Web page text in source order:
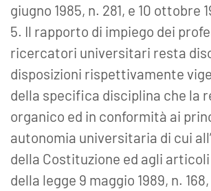
giugno 1985, n. 281, e 10 ottobre
5. Il rapporto di impiego dei
ricercatori universitari resta
disposizioni rispettivamente
della specifica disciplina che la
organico ed in conformità ai
autonomia universitaria di cui
della Costituzione ed agli
della legge 9 maggio 1989, n.